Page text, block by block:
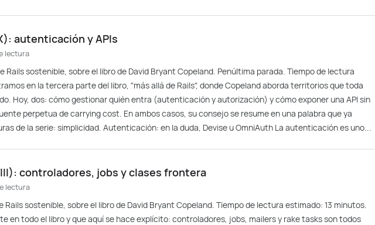
autenticación y APIs
lectura
Rails sostenible, sobre el libro de David Bryant Copeland. Penúltima parada. Tiempo de lectura
en la tercera parte del libro, "más allá de Rails", donde Copeland aborda territorios que toda
Hoy, dos: cómo gestionar quién entra (autenticación y autorización) y cómo exponer una API sin
perpetua de carrying cost. En ambos casos, su consejo se resume en una palabra que ya
de la serie: simplicidad. Autenticación: en la duda, Devise u OmniAuth La autenticación es uno...
controladores, jobs y clases frontera
lectura
Rails sostenible, sobre el libro de David Bryant Copeland. Tiempo de lectura estimado: 13 minutos.
en todo el libro y que aquí se hace explícito: controladores, jobs, mailers y rake tasks son todos